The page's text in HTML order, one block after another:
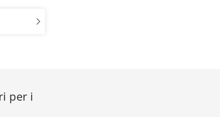
per i